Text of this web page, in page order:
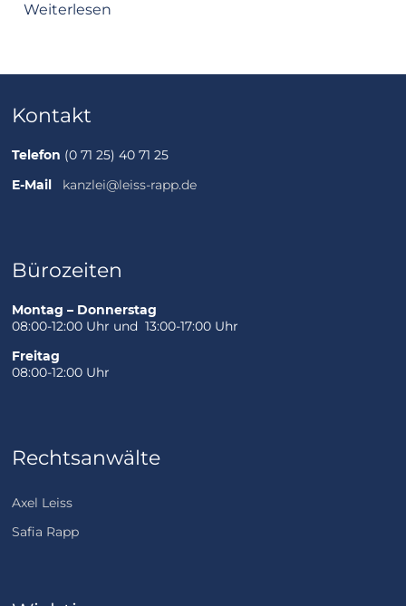
Weiterlesen
Kontakt
Telefon (0 71 25) 40 71 25
E-Mail
kanzlei@leiss-rapp.de
Bürozeiten
Montag – Donnerstag
08:00-12:00 Uhr und 13:00-17:00 Uhr
Freitag
08:00-12:00 Uhr
Rechtsanwälte
Axel Leiss
Safia Rapp